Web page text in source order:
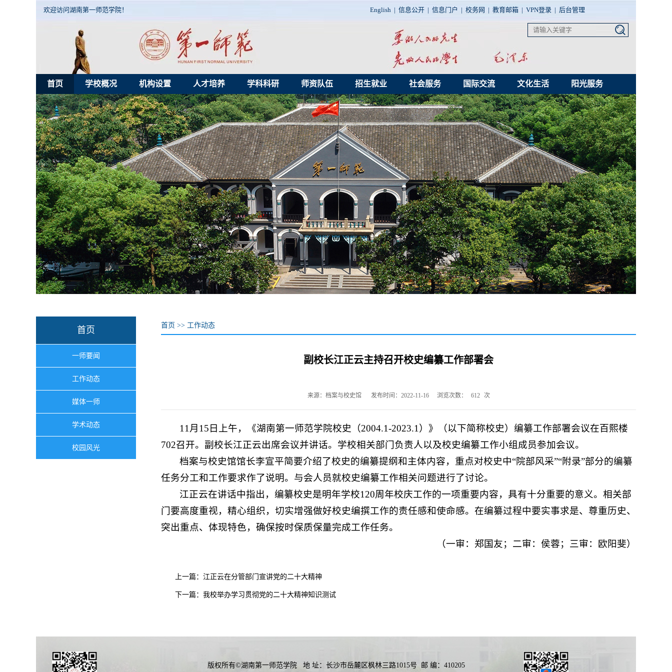
欢迎访问湖南第一师范学院！ English | 信息公开 | 信息门户 | 校务网 | 教育邮箱 | VPN登录 | 后台管理
首页 学校概况 机构设置 人才培养 学科科研 师资队伍 招生就业 社会服务 国际交流 文化生活 阳光服务
首页
一师要闻
工作动态
媒体一师
学术动态
校园风光
首页 >> 工作动态
副校长江正云主持召开校史编纂工作部署会
来源：档案与校史馆 发布时间：2022-11-16 浏览次数： 612 次
11月15日上午，《湖南第一师范学院校史（2004.1-2023.1）》（以下简称校史）编纂工作部署会议在百熙楼
702召开。副校长江正云出席会议并讲话。学校相关部门负责人以及校史编纂工作小组成员参加会议。
档案与校史馆馆长李宣平简要介绍了校史的编纂提纲和主体内容，重点对校史中“院部风采”“附录”部分的编纂
任务分工和工作要求作了说明。与会人员就校史编纂工作相关问题进行了讨论。
江正云在讲话中指出，编纂校史是明年学校120周年校庆工作的一项重要内容，具有十分重要的意义。相关部
门要高度重视，精心组织，切实增强做好校史编撰工作的责任感和使命感。在编纂过程中要实事求是、尊重历史、
突出重点、体现特色，确保按时保质保量完成工作任务。
（一审：郑国友；二审：侯蓉；三审：欧阳斐）
上一篇： 江正云在分管部门宣讲党的二十大精神
下一篇： 我校举办学习贯彻党的二十大精神知识测试
版权所有©湖南第一师范学院 地 址：长沙市岳麓区枫林三路1015号 邮 编：410205